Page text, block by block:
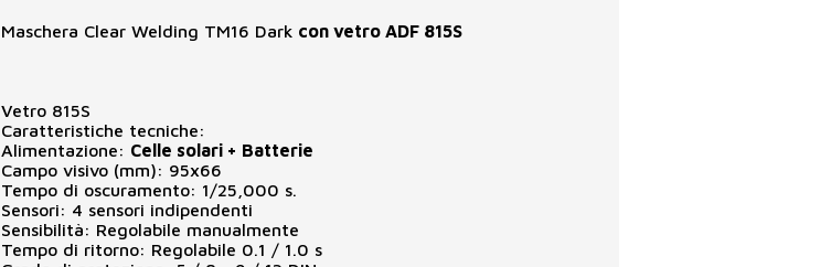
Maschera Clear Welding TM16 Dark con vetro ADF 815S
Vetro 815S
Caratteristiche tecniche:
Alimentazione: Celle solari + Batterie
Campo visivo (mm): 95x66
Tempo di oscuramento: 1/25,000 s.
Sensori: 4 sensori indipendenti
Sensibilità: Regolabile manualmente
Tempo di ritorno: Regolabile 0.1 / 1.0 s